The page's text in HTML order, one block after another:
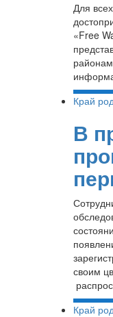
Для
«Free
Край
В
своим
Край